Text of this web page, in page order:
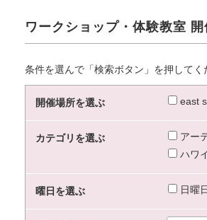
ワークショップ・体験教室 開
条件を選んで「検索ボタン」を押してく
開催場所を選ぶ east
カテゴリを選ぶ アー
ハワ
曜日を選ぶ 日曜